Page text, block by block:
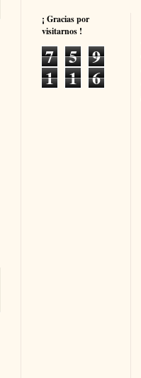
¡ Gracias por
visitarnos !
7 5 9
1 1 6